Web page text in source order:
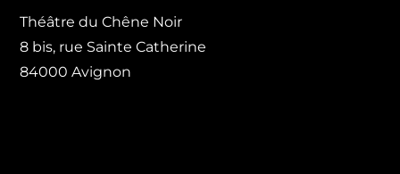
Théâtre du Chêne Noir
8 bis, rue Sainte Catherine
84000 Avignon